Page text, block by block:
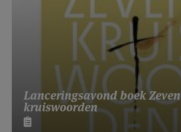
Lanceringsavond boek Zeven
kruiswoorden